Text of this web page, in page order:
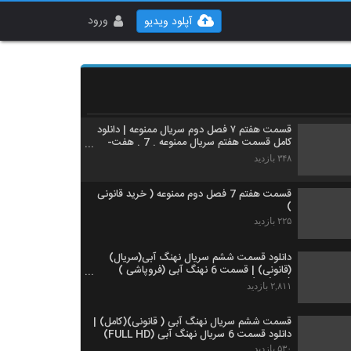
ورود آپلود ویدیو دانلود قسمت دهم 10 سریال ممنوعه رایگان
دانلود رایگان قسمت 7 فصل 2 سریال ممنوعه (
قسمت هفتم ۷ فصل دوم سریال ممنوعه | دانلود
کامل قسمت هفتم سریال ممنوعه . 7 . هفت-
HD . خرید
۳۴۸ بازدید
قسمت هفتم 7 فصل دوم ممنوعه ( خرید قانونی
)
۲۲۵ بازدید
دانلود قسمت ششم سریال نهنگ آبی(سریال)
(قانونی) | قسمت 6 نهنگ آبی (فروپاشی )
(online)۲,۸۱۱ بازدید
قسمت ششم سریال نهنگ آبی ( قانونی)(کامل) |
دانلود قسمت 6 سریال نهنگ آبی (FULL HD)
۵۳۰ بازدید